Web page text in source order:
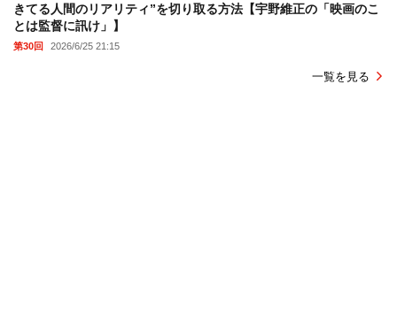
きてる人間のリアリティ”を切り取る方法【宇野維正の「映画のこ
とは監督に訊け」】
第30回 2026/6/25 21:15
一覧を見る